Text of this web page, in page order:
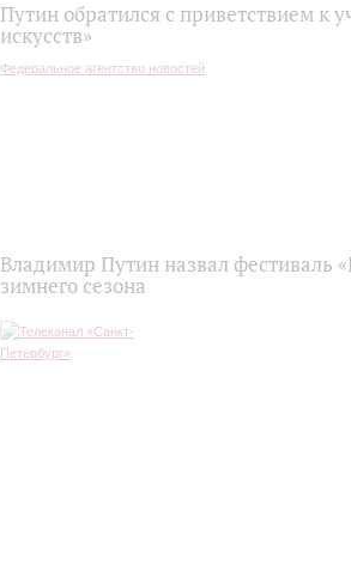
Путин обратился с приветствием к
искусств»
Федеральное агентство новостей
Владимир Путин назвал фестиваль
зимнего сезона